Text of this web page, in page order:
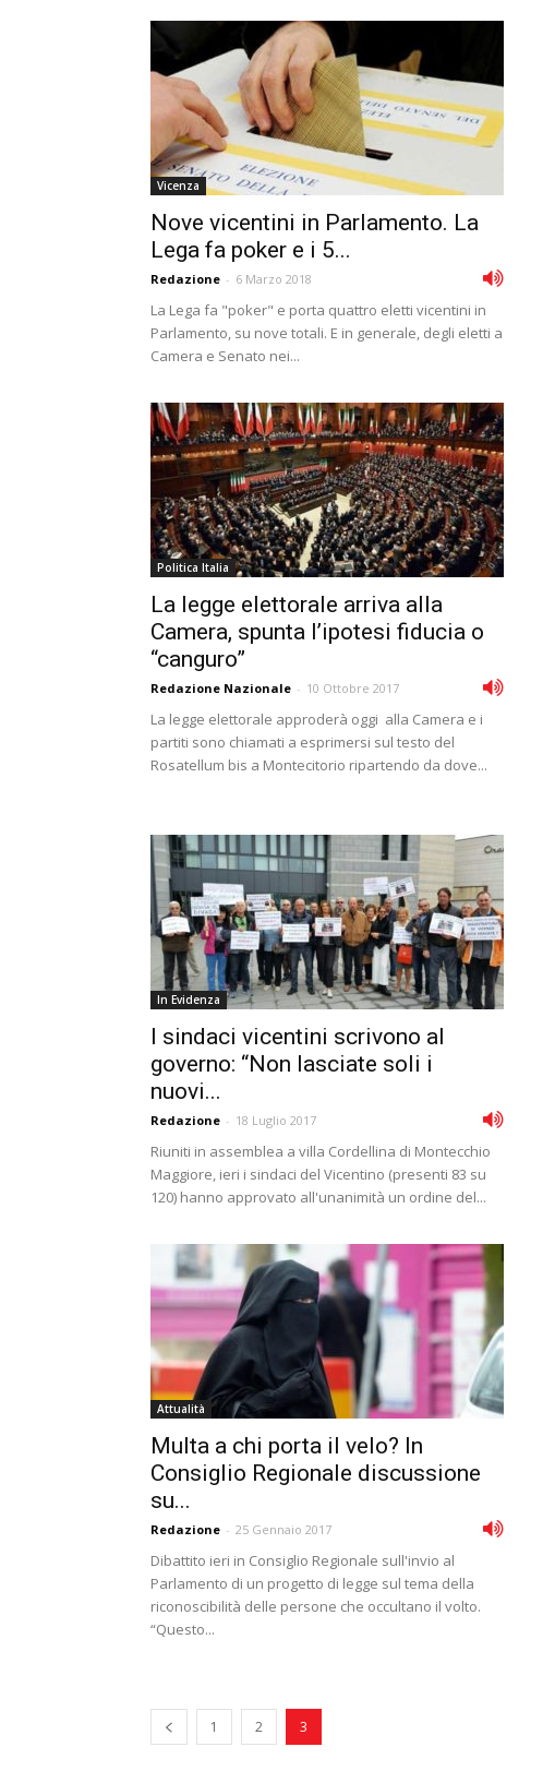
Vicenza
Nove vicentini in Parlamento. La
Lega fa poker e i 5...
Redazione - 6 Marzo 2018
La Lega fa "poker" e porta quattro eletti vicentini in
Parlamento, su nove totali. E in generale, degli eletti a
Camera e Senato nei...
Politica Italia
La legge elettorale arriva alla
Camera, spunta lʼipotesi fiducia o
“canguro”
Redazione Nazionale - 10 Ottobre 2017
La legge elettorale approderà oggi alla Camera e i
partiti sono chiamati a esprimersi sul testo del
Rosatellum bis a Montecitorio ripartendo da dove...
In Evidenza
I sindaci vicentini scrivono al
governo: “Non lasciate soli i
nuovi...
Redazione - 18 Luglio 2017
Riuniti in assemblea a villa Cordellina di Montecchio
Maggiore, ieri i sindaci del Vicentino (presenti 83 su
120) hanno approvato all'unanimità un ordine del...
Attualità
Multa a chi porta il velo? In
Consiglio Regionale discussione
su...
Redazione - 25 Gennaio 2017
Dibattito ieri in Consiglio Regionale sull'invio al
Parlamento di un progetto di legge sul tema della
riconoscibilità delle persone che occultano il volto.
“Questo...
1 2 3